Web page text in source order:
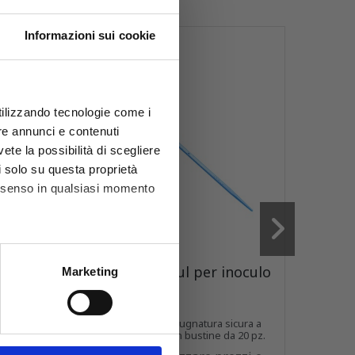
Informazioni sui cookie
tecnologie come i
annunci e contenuti
la possibilità di scegliere
su questa proprietà
in qualsiasi momento
metro,
dettagli . Puoi
Marketing
pz.
Anse sterili 10 µl per inoculo
Anse PS 10 µl con impugnatura sicura a
sezione esagonale. In bustine da 20 pz.